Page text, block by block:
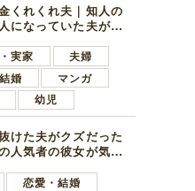
くれくれ夫｜知人の
になっていた夫が家
実家
夫婦
婚
マンガ
幼児
けた夫がクズだった
人気者の彼女が気に
恋愛・結婚